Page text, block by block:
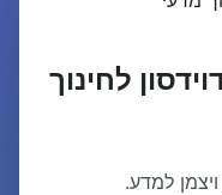
לחינוך
למדע.